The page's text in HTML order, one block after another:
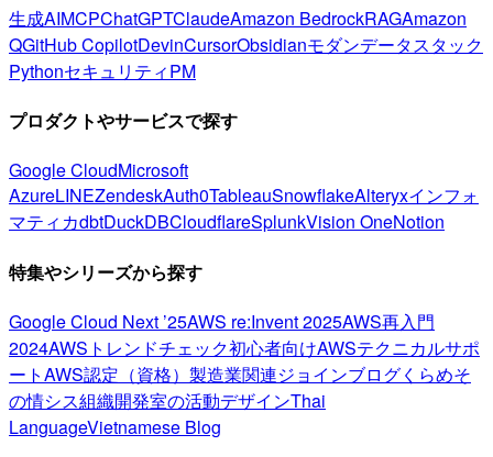
生成AIMCPChatGPTClaudeAmazon BedrockRAGAmazon
QGitHub CopilotDevinCursorObsidianモダンデータスタック
PythonセキュリティPM
プロダクトやサービスで探す
Google CloudMicrosoft
AzureLINEZendeskAuth0TableauSnowflakeAlteryxインフォ
マティカdbtDuckDBCloudflareSplunkVision OneNotion
特集やシリーズから探す
Google Cloud Next ’25AWS re:Invent 2025AWS再入門
2024AWSトレンドチェック初心者向けAWSテクニカルサポ
ートAWS認定（資格） 製造業関連ジョインブログくらめそ
の情シス組織開発室の活動デザインThai
LanguageVietnamese Blog